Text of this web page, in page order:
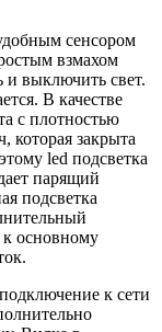
сенсором
взмахом
и выключить свет.
В качестве
с плотностью
которая закрыта
led подсветка
парящий
подсветка
к основному
к сети